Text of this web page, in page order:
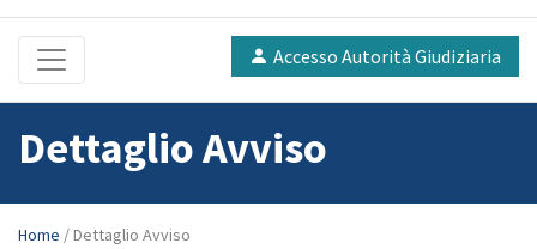
Accesso Autorità Giudiziaria
Dettaglio Avviso
Home / Dettaglio Avviso